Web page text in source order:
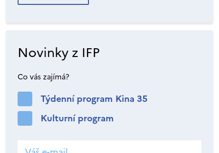
Novinky z IFP
Co vás zajímá?
Týdenní program Kina 35
Kulturní program